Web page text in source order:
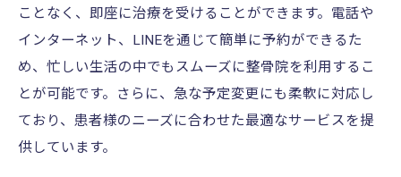
ことなく、即座に治療を受けることができます。電話や
インターネット、LINEを通じて簡単に予約ができるた
め、忙しい生活の中でもスムーズに整骨院を利用するこ
とが可能です。さらに、急な予定変更にも柔軟に対応し
ており、患者様のニーズに合わせた最適なサービスを提
供しています。